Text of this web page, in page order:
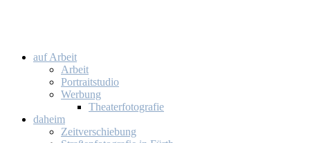
auf Ar­beit
Ar­beit
Por­trait­stu­dio
Wer­bung
Thea­ter­fo­to­gra­fie
da­heim
Zeit­ver­schie­bung